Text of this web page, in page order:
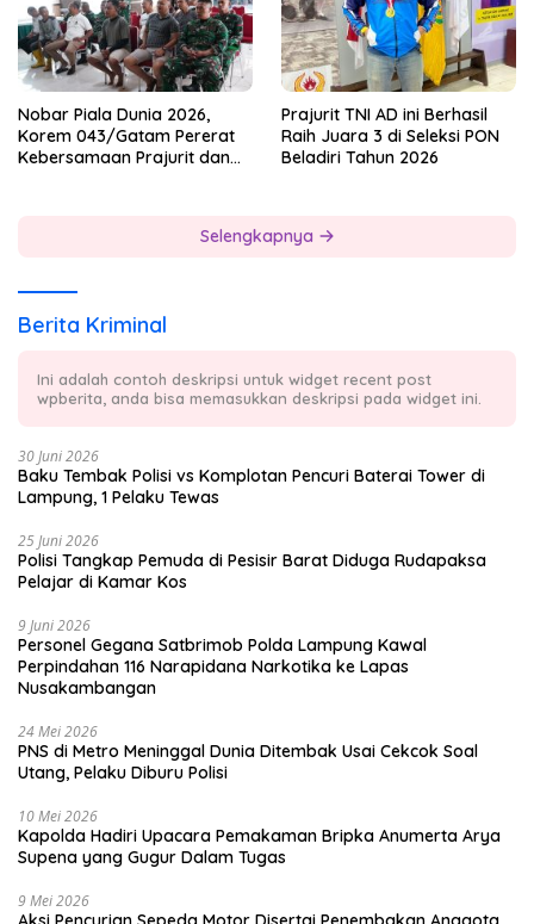
Nobar Piala Dunia 2026,
Korem 043/Gatam Pererat
Kebersamaan Prajurit dan
Prajurit TNI AD ini Berhasil
Raih Juara 3 di Seleksi PON
Beladiri Tahun 2026
Selengkapnya
Berita Kriminal
Ini adalah contoh deskripsi untuk widget recent post
wpberita, anda bisa memasukkan deskripsi pada widget ini.
30 Juni 2026
Baku Tembak Polisi vs Komplotan Pencuri Baterai Tower di
Lampung, 1 Pelaku Tewas
25 Juni 2026
Polisi Tangkap Pemuda di Pesisir Barat Diduga Rudapaksa
Pelajar di Kamar Kos
9 Juni 2026
Personel Gegana Satbrimob Polda Lampung Kawal
Perpindahan 116 Narapidana Narkotika ke Lapas
Nusakambangan
24 Mei 2026
PNS di Metro Meninggal Dunia Ditembak Usai Cekcok Soal
Utang, Pelaku Diburu Polisi
10 Mei 2026
Kapolda Hadiri Upacara Pemakaman Bripka Anumerta Arya
Supena yang Gugur Dalam Tugas
9 Mei 2026